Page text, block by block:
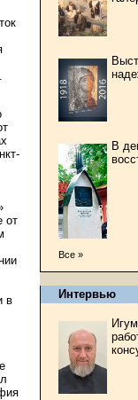
от
в
В
Все »
Интервью